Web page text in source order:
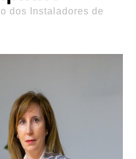
dos Instaladores de